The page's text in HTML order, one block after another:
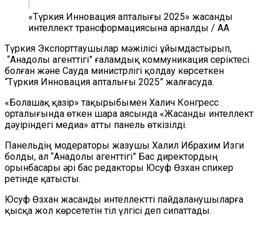
«Түркия Инновация апталығы 2025» жасанды
интеллект трансформациясына арналды / AA
Түркия Экспорттаушылар мәжілісі ұйымдастырып,
“Анадолы агенттігі” ғаламдық коммуникация серіктесі
болған және Сауда министрлігі қолдау көрсеткен
“Түркия Инновация апталығы 2025” жалғасуда.
«Болашақ қазір» тақырыбымен Халич Конгресс
орталығында өткен шара аясында «Жасанды интеллект
дәуіріндегі медиа» атты панель өткізілді.
Панельдің модераторы жазушы Халил Ибрахим Изги
болды, ал “Анадолы агенттігі” Бас директордың
орынбасары әрі бас редакторы Юсуф Өзхан спикер
ретінде қатысты.
Юсуф Өзхан жасанды интеллектті пайдаланушыларға
қысқа жол көрсететін тіл үлгісі деп сипаттады.